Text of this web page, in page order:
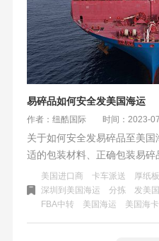
易碎品如何安全发美国海运
作者：纽酷国际 时间：2023-
关于如何安全发易碎品至美
适的包装材料、正确包装易
记和标识包裹以及选择适当
操作指南，能够确保货物在海
美国进口商 卡车派送 厚纸板
深圳到美国海运
分拣 发美
FBA中转
美国海运 美国海卡